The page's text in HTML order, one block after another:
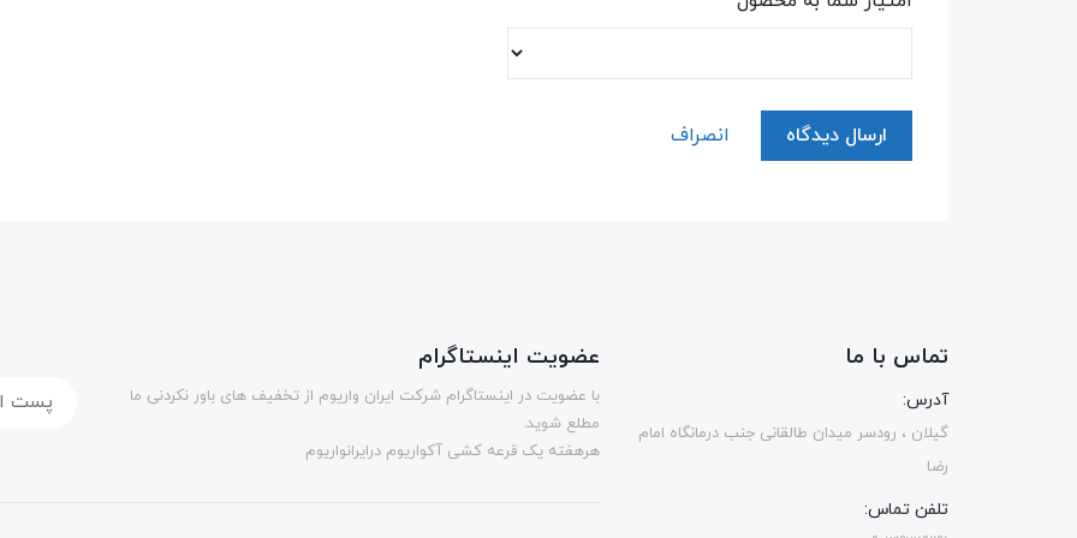
ارسال دیدگاه انصراف
تماس با ما
آدرس:
گیلان ، رودسر میدان طالقانی جنب درمانگاه امام
رضا
تلفن تماس:
عضویت اینستاگرام
با عضویت در اینستاگرام شرکت ایران واریوم از تخفیف های باور نکردنی ما
مطلع شوید.
هرهفته یک قرعه کشی آکواریوم درایرانواریوم